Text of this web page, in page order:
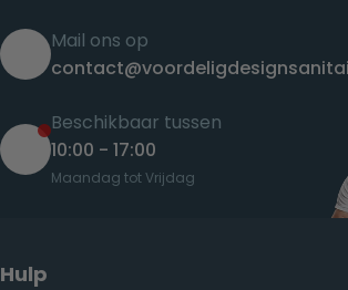
Mail ons op
Beschikbaar tussen
10:00 - 17:00
Maandag tot Vrijdag
Hulp